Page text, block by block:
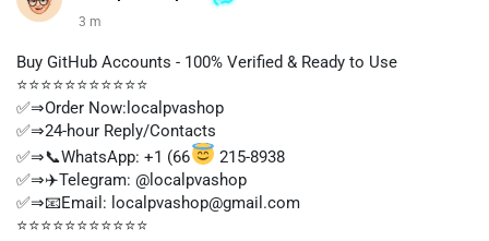
3 m
Buy GitHub Accounts - 100% Verified & Ready to Use
⭐⭐⭐⭐⭐⭐⭐⭐⭐⭐⭐
✅⇒Order Now:localpvashop
✅⇒24-hour Reply/Contacts
✅⇒📞WhatsApp: +1 (66
215-8938
✅⇒✈️Telegram: @localpvashop
✅⇒📧Email: localpvashop@gmail.com
⭐⭐⭐⭐⭐⭐⭐⭐⭐⭐⭐